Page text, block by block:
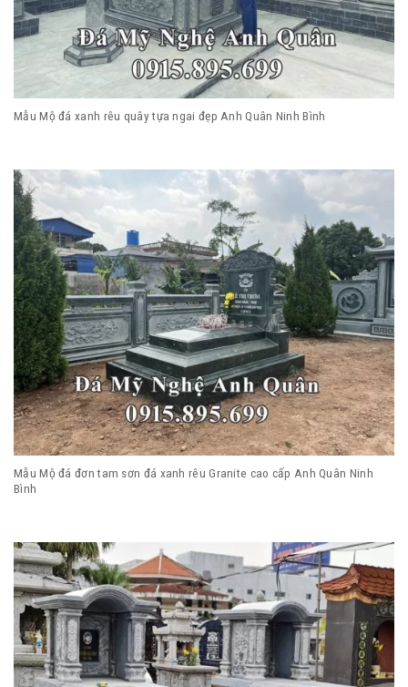
Mẫu Mộ đá xanh rêu quây tựa ngai đẹp Anh Quân Ninh Bình
Mẫu Mộ đá đơn tam sơn đá xanh rêu Granite cao cấp Anh Quân Ninh
Bình